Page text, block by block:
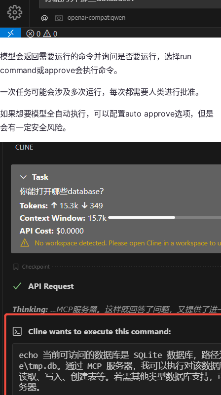
模型会返回需要运行的命令并询问是否要运行，选择run
command或approve会执行命令。
一次任务可能会涉及多次运行，每次都需要人类进行批准。
如果想要模型全自动执行，可以配置auto approve选项，但是
会有一定安全风险。